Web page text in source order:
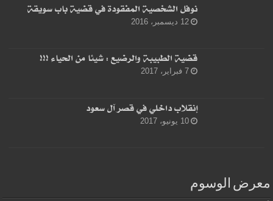
نوفل الشخصية المفقودة في قضية باب سويقة
12 ديسمبر، 2016
قضية الطبيبة والرضيع : شيئا من الحياء !!!
7 فبراير، 2017
إنقلاب داخلي في قصر آل سعود
10 يونيو، 2017
معرض الوسوم